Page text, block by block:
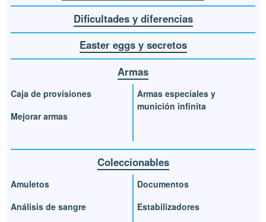
Dificultades y diferencias
Easter eggs y secretos
Armas
Caja de provisiones
Mejorar armas
Armas especiales y
munición infinita
Coleccionables
Amuletos
Análisis de sangre
Documentos
Estabilizadores